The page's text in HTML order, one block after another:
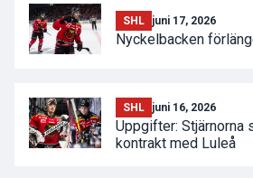
SHL juni 17, 2026
Nyckelbacken
SHL juni 16, 2026
Uppgifter: Stjärnorna
kontrakt med Luleå